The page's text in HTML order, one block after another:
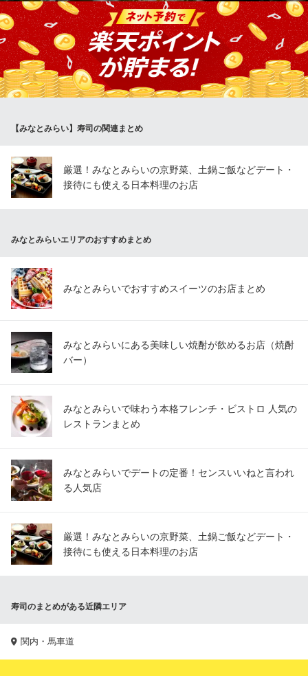
神奈川県横浜市中区桜木町1-1 ぴおシティB2
当店では、北海道から直送の厳選した干物をはじめ、新鮮な鮮魚
や生牡蠣など、こだわりの海の幸を取り揃えています。最後の締
めには、香ばしく焼き上げた焼きおにぎりが必食です。ぜひご賞
味ください！
ＪＲ根岸線桜木町駅 徒歩1分
【みなとみらい】寿司の関連まとめ
厳選！みなとみらいの京野菜、土鍋ご飯などデート・
接待にも使える日本料理のお店
みなとみらいエリアのおすすめまとめ
みなとみらいでおすすめスイーツのお店まとめ
みなとみらいにある美味しい焼酎が飲めるお店（焼酎
バー）
みなとみらいで味わう本格フレンチ・ビストロ 人気の
レストランまとめ
みなとみらいでデートの定番！センスいいねと言われ
る人気店
厳選！みなとみらいの京野菜、土鍋ご飯などデート・
接待にも使える日本料理のお店
寿司のまとめがある近隣エリア
関内・馬車道